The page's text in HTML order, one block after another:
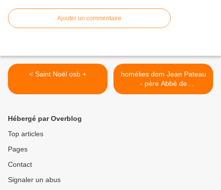
Ajouter un commentaire
< Saint Noël osb +
homélies dom Jean Pateau
- père Abbé de
Fontgombault Noël 2020 >
Hébergé par Overblog
Top articles
Pages
Contact
Signaler un abus